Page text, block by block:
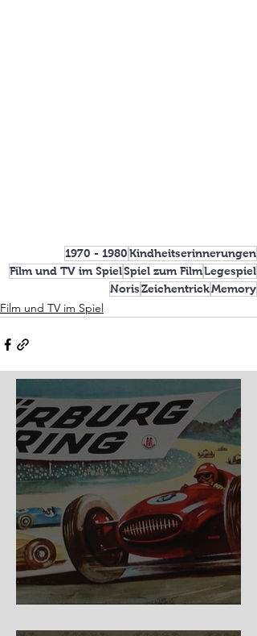
1970 - 1980Kindheitserinnerungen
Film und TV im SpielSpiel zum FilmLegespiel
NorisZeichentrickMemory
Film und TV im Spiel